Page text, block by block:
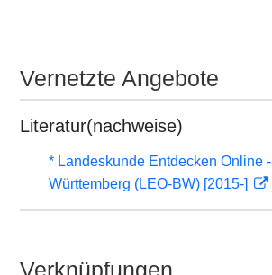
Vernetzte Angebote
Literatur(nachweise)
* Landeskunde Entdecken Online
Württemberg (LEO-BW) [2015-]
Verknüpfungen